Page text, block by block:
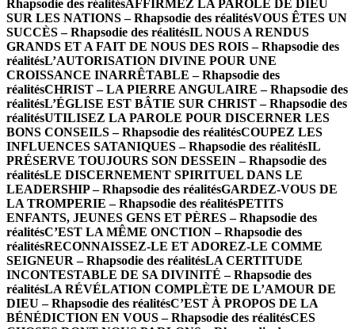
Rhapsodie des réalitésAFFIRMEZ LA PAROLE DE DIEU
SUR LES NATIONS – Rhapsodie des réalitésVOUS ÊTES UN
SUCCÈS – Rhapsodie des réalitésIL NOUS A RENDUS
GRANDS ET A FAIT DE NOUS DES ROIS – Rhapsodie des
réalitésL’AUTORISATION DIVINE POUR UNE
CROISSANCE INARRÊTABLE – Rhapsodie des
réalitésCHRIST – LA PIERRE ANGULAIRE – Rhapsodie des
réalitésL’ÉGLISE EST BÂTIE SUR CHRIST – Rhapsodie des
réalitésUTILISEZ LA PAROLE POUR DISCERNER LES
BONS CONSEILS – Rhapsodie des réalitésCOUPEZ LES
INFLUENCES SATANIQUES – Rhapsodie des réalitésIL
PRÉSERVE TOUJOURS SON DESSEIN – Rhapsodie des
réalitésLE DISCERNEMENT SPIRITUEL DANS LE
LEADERSHIP – Rhapsodie des réalitésGARDEZ-VOUS DE
LA TROMPERIE – Rhapsodie des réalitésPETITS
ENFANTS, JEUNES GENS ET PÈRES – Rhapsodie des
réalitésC’EST LA MÊME ONCTION – Rhapsodie des
réalitésRECONNAISSEZ-LE ET ADOREZ-LE COMME
SEIGNEUR – Rhapsodie des réalitésLA CERTITUDE
INCONTESTABLE DE SA DIVINITÉ – Rhapsodie des
réalitésLA RÉVÉLATION COMPLÈTE DE L’AMOUR DE
DIEU – Rhapsodie des réalitésC’EST À PROPOS DE LA
BÉNÉDICTION EN VOUS – Rhapsodie des réalitésCES